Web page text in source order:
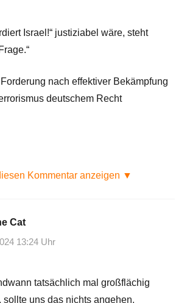
Israel!“ justiziabel wäre, steht
nach effektiver Bekämpfung
deutschem Recht
Kommentar anzeigen ▼
Cat
13:24 Uhr
tatsächlich mal großflächig
sollte uns das nichts angehen.